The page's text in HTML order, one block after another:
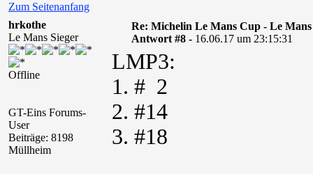
Zum Seitenanfang
hrkothe
Le Mans Sieger
Offline
GT-Eins Forums-
User
Beiträge: 8198
Müllheim
Re: Michelin Le Mans Cup - Le Mans
Antwort #8 - 16.06.17 um 23:15:31
LMP3:
1. # 2
2. #14
3. #18